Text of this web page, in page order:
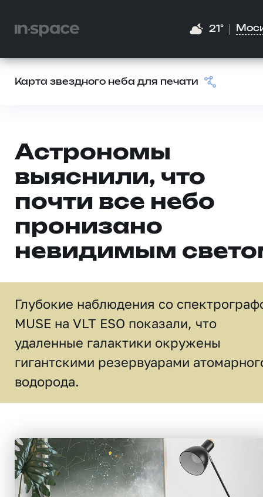
21°
Карта звездного неба для печати
Астрономы
выяснили, что
почти все небо
пронизано
невидимым
Глубокие наблюдения со
MUSE на VLT ESO показали, что
удаленные галактики окружены
гигантскими резервуарами
водорода.